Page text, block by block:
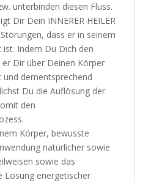
unterbinden diesen Fluss.
Dir Dein INNERER HEILER
dass er in seinem
ist. Indem Du Dich den
Dir über Deinen Körper
und dementsprechend
Du die Auflösung der
den
Körper, bewusste
natürlicher sowie
sowie das
Lösung energetischer